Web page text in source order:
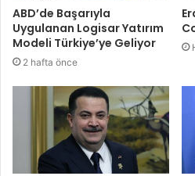
ABD’de Başarıyla
Uygulanan Logisar Yatırım
Modeli Türkiye’ye Geliyor
2 hafta önce